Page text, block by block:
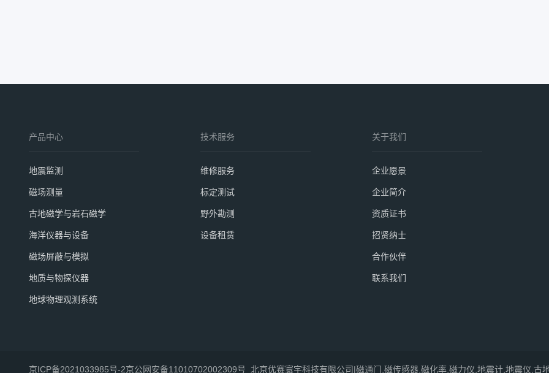
产品中心
地震监测
磁场测量
古地磁学与岩石磁学
海洋仪器与设备
磁场屏蔽与模拟
地质与物探仪器
地球物理观测系统
技术服务
维修服务
标定测试
野外勘测
设备租赁
关于我们
企业愿景
企业简介
资质证书
招贤纳士
合作伙伴
联系我们
北京优赛寰宇科技有限公司|磁通门,磁传感器,磁化率,磁力仪,地震计,地震仪,
京ICP备2021033985号-2京公网安备11010702002309号